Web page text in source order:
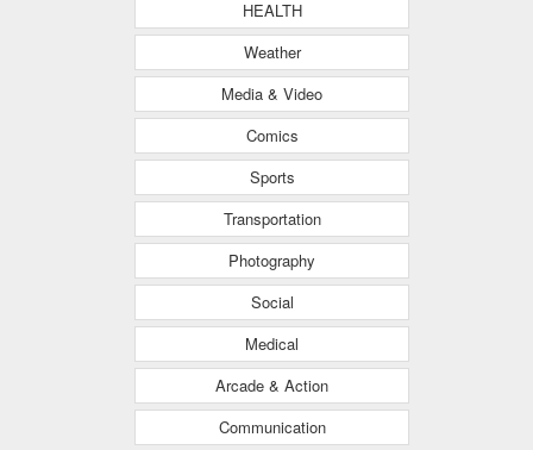
HEALTH
Weather
Media & Video
Comics
Sports
Transportation
Photography
Social
Medical
Arcade & Action
Communication